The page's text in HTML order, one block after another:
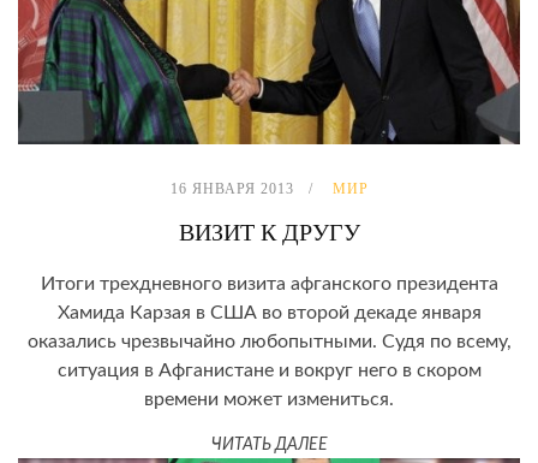
16 ЯНВАРЯ 2013 МИР
ВИЗИТ К ДРУГУ
Итоги трехдневного визита афганского президента
Хамида Карзая в США во второй декаде января
оказались чрезвычайно любопытными. Судя по всему,
ситуация в Афганистане и вокруг него в скором
времени может измениться.
ЧИТАТЬ ДАЛЕЕ